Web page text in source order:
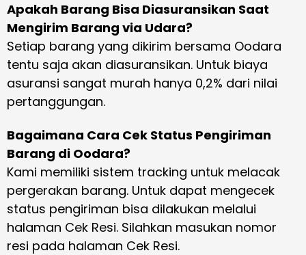
Apakah Barang Bisa Diasuransikan Saat
Mengirim Barang via Udara?
Setiap barang yang dikirim bersama Oodara
tentu saja akan diasuransikan. Untuk biaya
asuransi sangat murah hanya 0,2% dari nilai
pertanggungan.
Bagaimana Cara Cek Status Pengiriman
Barang di Oodara?
Kami memiliki sistem tracking untuk melacak
pergerakan barang. Untuk dapat mengecek
status pengiriman bisa dilakukan melalui
halaman Cek Resi. Silahkan masukan nomor
resi pada halaman Cek Resi.